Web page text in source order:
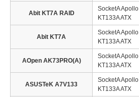
Abit KT7A RAID
SocketA Apollo
KT133A ATX
Abit KT7A
SocketA Apollo
KT133A ATX
AOpen AK73PRO(A)
SocketA Apollo
KT133A ATX
ASUSTeK A7V133
SocketA Apollo
KT133A ATX